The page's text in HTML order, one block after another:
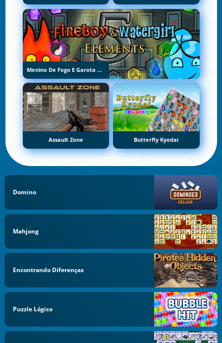
Menino De Fogo E Garota De Água 5: Elementos
Assault Zone Butterfly Kyodai
Domino
Mahjong
Encontrando Diferenças
Puzzle Lógico